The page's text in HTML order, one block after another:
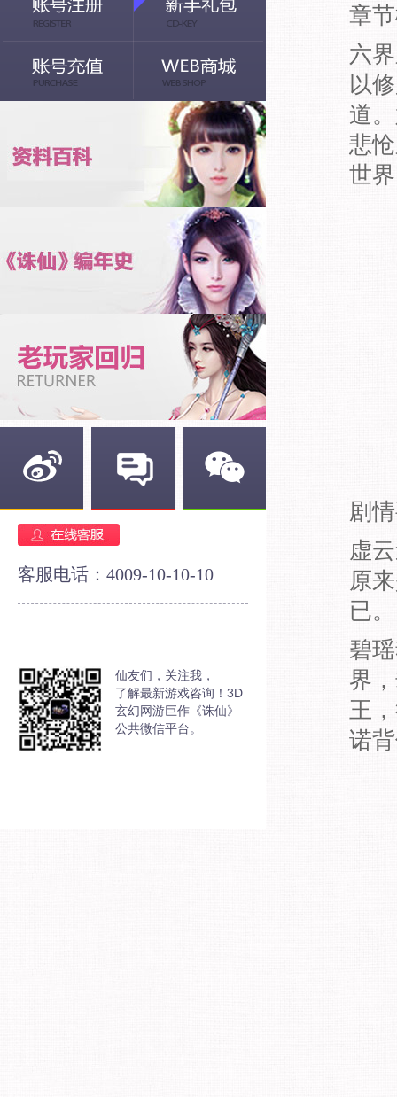
客服电话：4009-10-10-10
仙友们，关注我，
了解最新游戏咨询！3D
玄幻网游巨作《诛仙》
公共微信平台。
章
六
以
道
悲
世
剧
虚
原
已。
碧
界
王
诺